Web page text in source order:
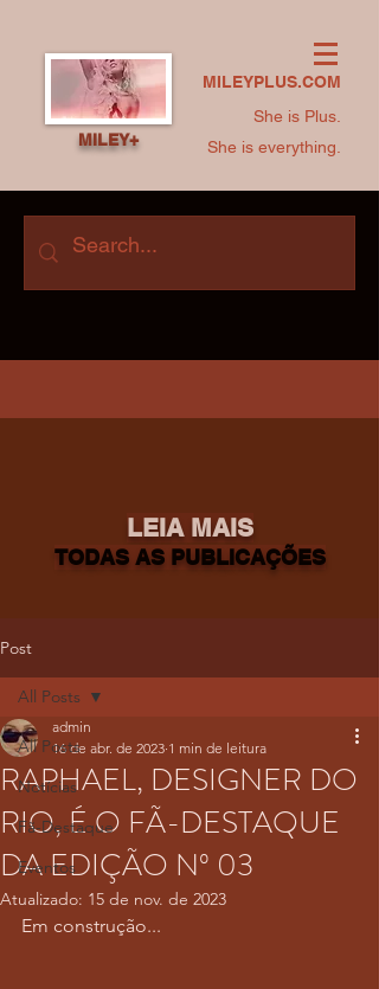
MILEYPLUS.COM
She is Plus.
She is everything.
MILEY+
LEIA MAIS
TODAS AS PUBLICAÇÕES
Post
All Posts
Notícias
Fã-Destaque
Eventos
All Posts
RAPHAEL, DESIGNER DO
RIO, É O FÃ-DESTAQUE
DA EDIÇÃO Nº 03
admin
16 de abr. de 2023 1 min de leitura
Atualizado: 15 de nov. de 2023
Em construção...